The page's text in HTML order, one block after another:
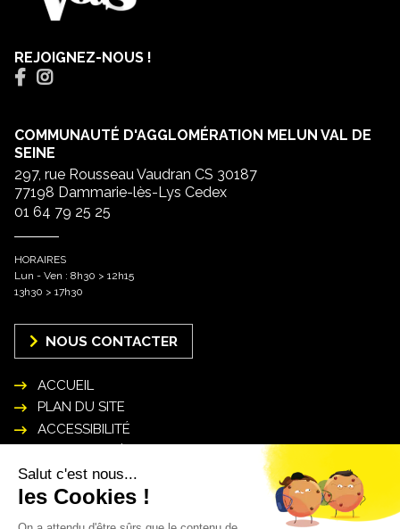
REJOIGNEZ-NOUS !
COMMUNAUTÉ D'AGGLOMÉRATION MELUN VAL DE
SEINE
297, rue Rousseau Vaudran CS 30187
77198 Dammarie-lès-Lys Cedex
01 64 79 25 25
HORAIRES
Lun - Ven : 8h30 > 12h15
13h30 > 17h30
NOUS CONTACTER
ACCUEIL
PLAN DU SITE
ACCESSIBILITÉ
POLITIQUE DE GESTION DES DONNÉES
PERSONNELLES